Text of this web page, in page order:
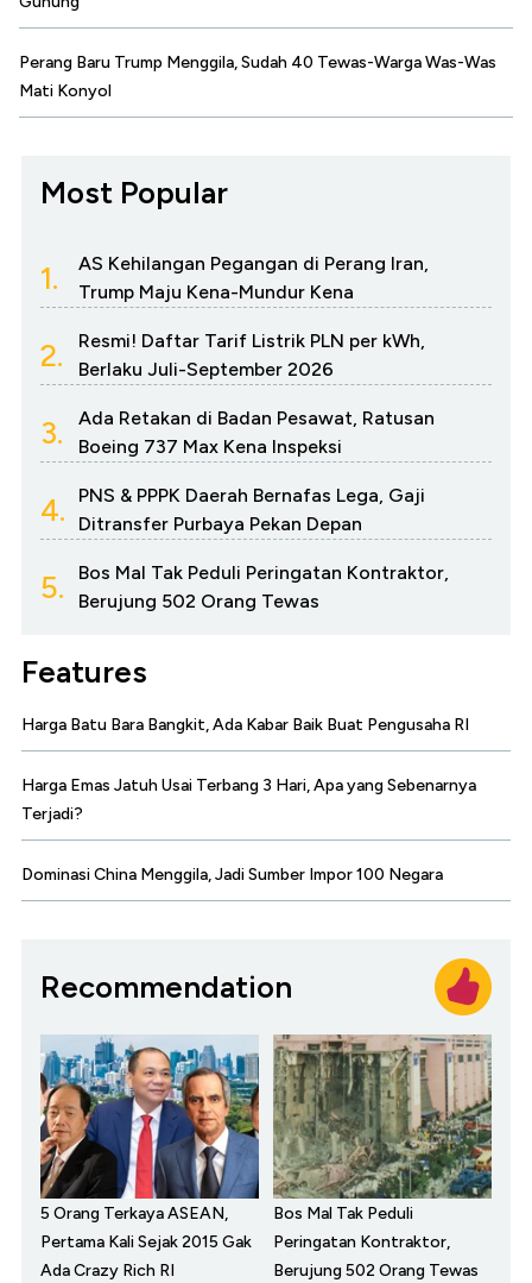
Perang Baru Trump Menggila, Sudah 40 Tewas-Warga Was-Was
Mati Konyol
Most Popular
1.
AS Kehilangan Pegangan di Perang Iran,
Trump Maju Kena-Mundur Kena
2.
Resmi! Daftar Tarif Listrik PLN per kWh,
Berlaku Juli-September 2026
3.
Ada Retakan di Badan Pesawat, Ratusan
Boeing 737 Max Kena Inspeksi
4.
PNS & PPPK Daerah Bernafas Lega, Gaji
Ditransfer Purbaya Pekan Depan
5.
Bos Mal Tak Peduli Peringatan Kontraktor,
Berujung 502 Orang Tewas
Features
Harga Batu Bara Bangkit, Ada Kabar Baik Buat Pengusaha RI
Harga Emas Jatuh Usai Terbang 3 Hari, Apa yang Sebenarnya
Terjadi?
Dominasi China Menggila, Jadi Sumber Impor 100 Negara
Recommendation
5 Orang Terkaya ASEAN,
Pertama Kali Sejak 2015 Gak
Ada Crazy Rich RI
Bos Mal Tak Peduli
Peringatan Kontraktor,
Berujung 502 Orang Tewas